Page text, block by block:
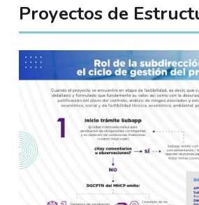
Proyectos de